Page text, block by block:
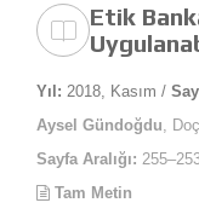
Etik
Yıl: 2018, Kasım /
Aysel Gündoğdu ,
Sayfa Aralığı:
Tam Metin